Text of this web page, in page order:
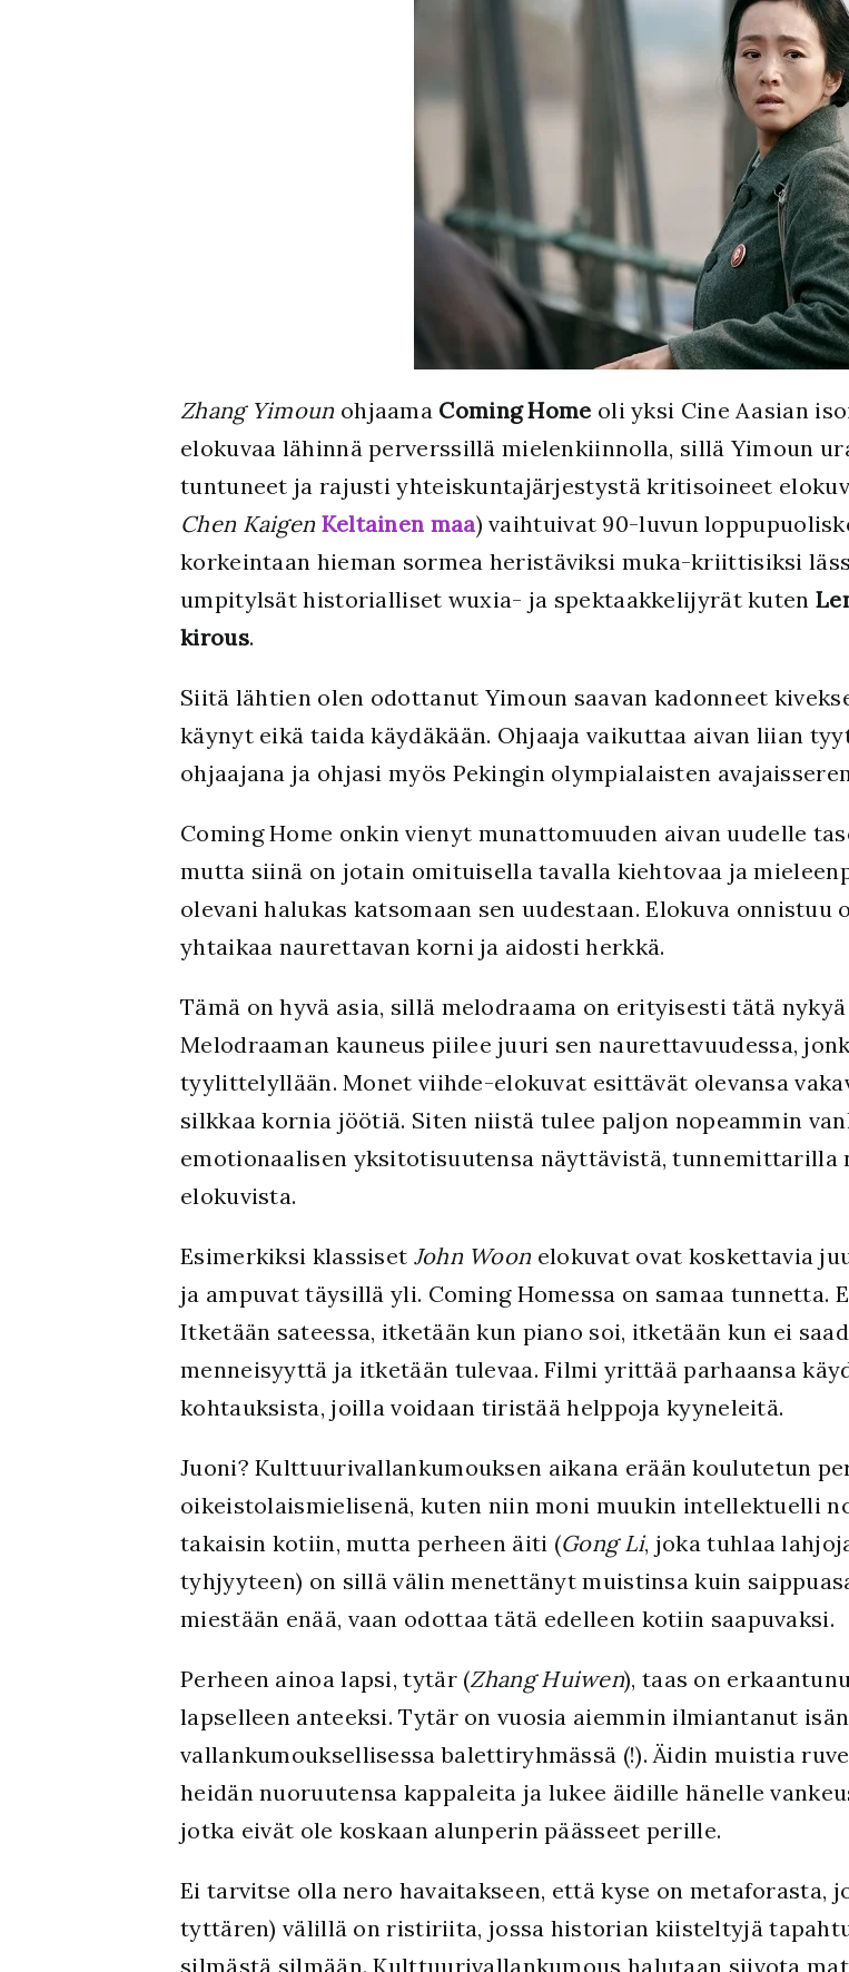
Zhang Yimoun ohjaama Coming Home oli yksi Cine Aasian
elokuvaa lähinnä perverssillä mielenkiinnolla, sillä Yimoun
tuntuneet ja rajusti yhteiskuntajärjestystä kritisoineet
Chen Kaigen Keltainen maa) vaihtuivat 90-luvun
korkeintaan hieman sormea heristäviksi muka-kriittisiksi
umpitylsät historialliset wuxia- ja spektaakkelijyrät kuten
kirous.
Siitä lähtien olen odottanut Yimoun saavan kadonneet
käynyt eikä taida käydäkään. Ohjaaja vaikuttaa aivan liian
ohjaajana ja ohjasi myös Pekingin olympialaisten
Coming Home onkin vienyt munattomuuden aivan uudelle
mutta siinä on jotain omituisella tavalla kiehtovaa ja
olevani halukas katsomaan sen uudestaan. Elokuva
yhtaikaa naurettavan korni ja aidosti herkkä.
Tämä on hyvä asia, sillä melodraama on erityisesti tätä
Melodraaman kauneus piilee juuri sen naurettavuudessa,
tyylittelyllään. Monet viihde-elokuvat esittävät olevansa
silkkaa kornia jöötiä. Siten niistä tulee paljon nopeammin
emotionaalisen yksitotisuutensa näyttävistä, tunnemittarilla
elokuvista.
Esimerkiksi klassiset John Woon elokuvat ovat koskettavia
ja ampuvat täysillä yli. Coming Homessa on samaa tunnetta.
Itketään sateessa, itketään kun piano soi, itketään kun ei
menneisyyttä ja itketään tulevaa. Filmi yrittää parhaansa
kohtauksista, joilla voidaan tiristää helppoja kyyneleitä.
Juoni? Kulttuurivallankumouksen aikana erään koulutetun
oikeistolaismielisenä, kuten niin moni muukin intellektuelli
takaisin kotiin, mutta perheen äiti (Gong Li, joka tuhlaa
tyhjyyteen) on sillä välin menettänyt muistinsa kuin
miestään enää, vaan odottaa tätä edelleen kotiin saapuvaksi.
Perheen ainoa lapsi, tytär (Zhang Huiwen), taas on
lapselleen anteeksi. Tytär on vuosia aiemmin ilmiantanut
vallankumouksellisessa balettiryhmässä (!). Äidin muistia
heidän nuoruutensa kappaleita ja lukee äidille hänelle
jotka eivät ole koskaan alunperin päässeet perille.
Ei tarvitse olla nero havaitakseen, että kyse on metaforasta,
tyttären) välillä on ristiriita, jossa historian kiisteltyjä
silmästä silmään. Kulttuurivallankumous halutaan siivota